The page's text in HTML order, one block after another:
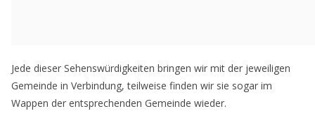
Jede dieser Sehenswürdigkeiten bringen wir mit der jeweiligen
Gemeinde in Verbindung, teilweise finden wir sie sogar im
Wappen der entsprechenden Gemeinde wieder.